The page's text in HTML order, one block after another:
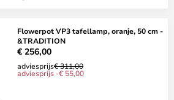
Flowerpot VP3 tafellamp, oranje, 50 cm -
&TRADITION
€ 256,00
adviesprijs€ 311,00
adviesprijs -€ 55,00